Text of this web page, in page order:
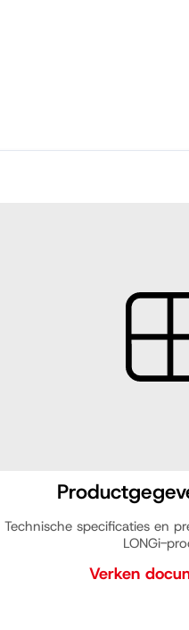
Technische specificaties en
LONGi-
Verken